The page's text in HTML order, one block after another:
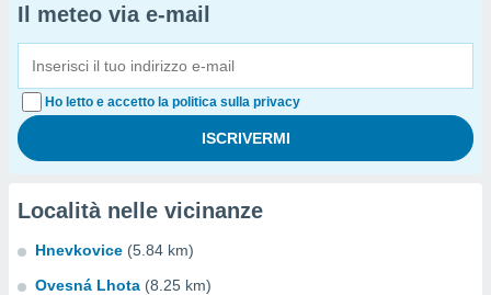
Il meteo via e-mail
Ho letto e accetto la politica sulla privacy
Località nelle vicinanze
Hnevkovice (5.84 km)
Ovesná Lhota (8.25 km)